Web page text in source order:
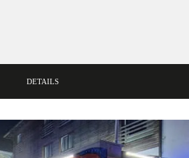
DETAILS